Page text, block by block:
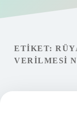
Gizlilik Politikası
Hakkımızda
ETIKET:
VERILMESI